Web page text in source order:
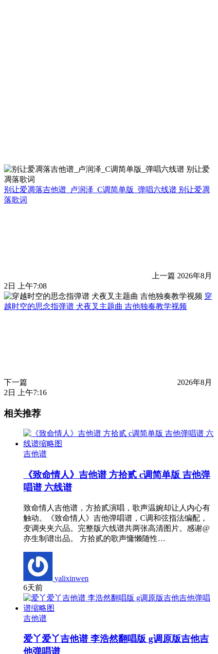
别让爱凋落吉他谱_卢润泽_C调简单版_弹唱六线谱 别让爱凋
落歌词
上一篇 2026年8月
2日 上午7:08
穿
越时空的思念指弹谱 犬夜叉主题曲 吉他独奏教学视频
下一篇
2026年8月
2日 上午7:16
相关推荐
吉他谱
《致命情人》吉他谱 方拾贰 c调简单版 吉他弹
唱谱 六线谱
致命情人吉他谱，方拾贰演唱，歌声温婉却让人内心有
触动。《致命情人》吉他弹唱谱，C调和弦指法编配，
变调夹夹六品。完整版六线谱共两张高清图片。感谢@
亦生制谱出品。 方拾贰的歌声慵懒随性…
yalixinwen
6天前
吉他谱
爱丫爱丫吉他谱 李浩然翻唱版 g调原版吉他吉
他弹唱谱